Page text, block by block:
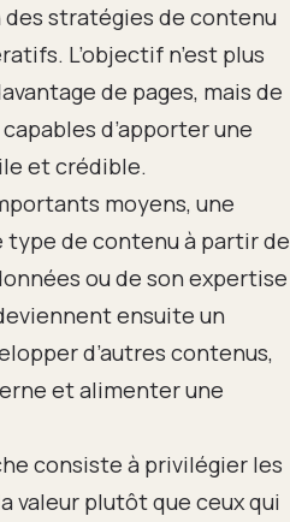
stratégies de contenu
L’objectif n’est plus
de pages, mais de
d’apporter une
et crédible.
moyens, une
de contenu à partir de
ou de son expertise
ensuite un
d’autres contenus,
et alimenter une
consiste à privilégier les
valeur plutôt que ceux qui